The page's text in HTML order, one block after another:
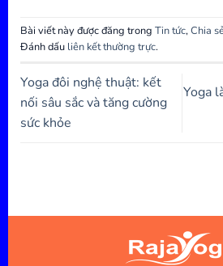
Bài viết này được đăng trong Tin tức,Chia
Đánh dấu liên kết thường trực.
Yoga đôi nghệ thuật: kết
nối sâu sắc và tăng cường
sức khỏe
Yoga